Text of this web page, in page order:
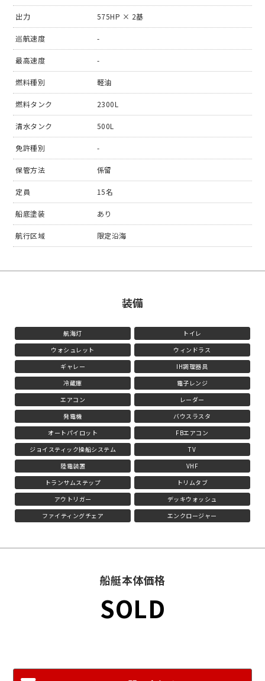
出力 575HP × 2基
巡航速度 -
最高速度 -
燃料種別 軽油
燃料タンク 2300L
清水タンク 500L
免許種別 -
保管方法 係留
定員 15名
船底塗装 あり
航行区域 限定沿海
装備
航海灯
トイレ
ウォシュレット
ウィンドラス
ギャレー
IH調理器具
冷蔵庫
電子レンジ
エアコン
レーダー
発電機
バウスラスタ
オートパイロット
FBエアコン
ジョイスティック操船システム
TV
陸電装置
VHF
トランサムステップ
トリムタブ
アウトリガー
デッキウォッシュ
ファイティングチェア
エンクロージャー
船艇本体価格
SOLD